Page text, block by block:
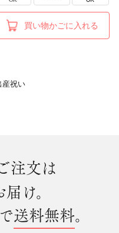
買い物かごに入れる
産祝い
注文は
届け。
送料無料。